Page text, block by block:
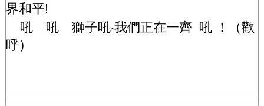
界和平!
吼 吼 獅子吼‧我們正在一齊 吼 ！（歡
呼）